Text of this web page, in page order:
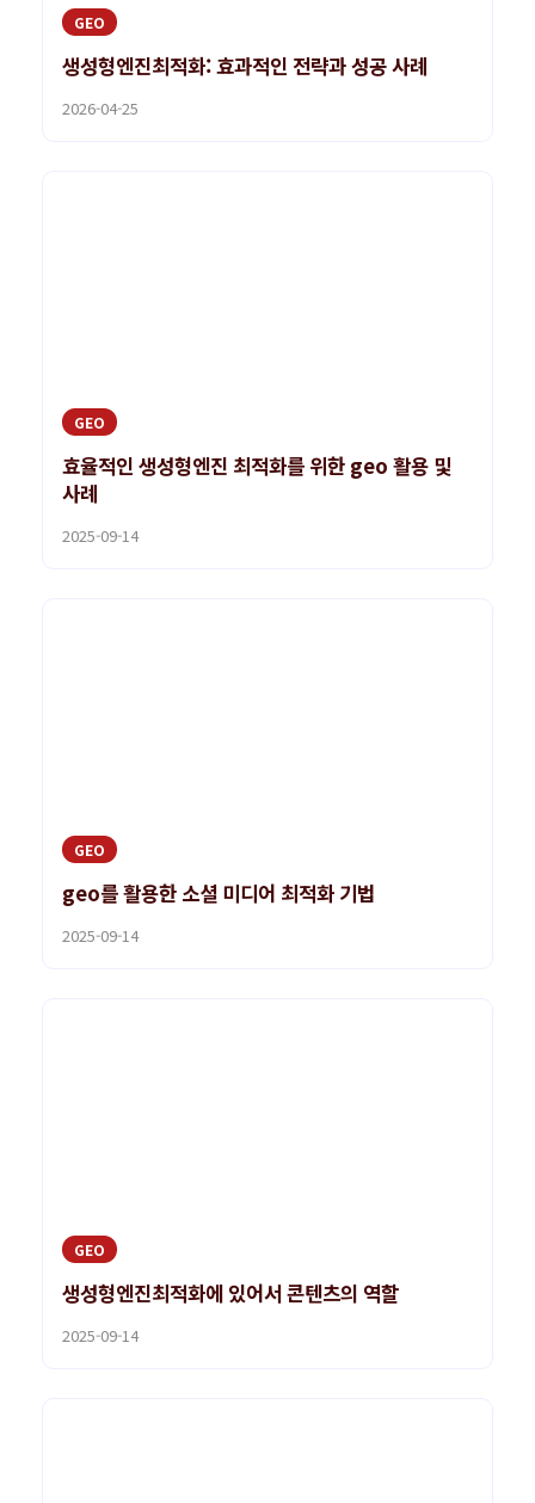
GEO
생성형엔진최적화: 효과적인 전략과 성공 사례
2026-04-25
GEO
효율적인 생성형엔진 최적화를 위한 geo 활용 및
사례
2025-09-14
GEO
geo를 활용한 소셜 미디어 최적화 기법
2025-09-14
GEO
생성형엔진최적화에 있어서 콘텐츠의 역할
2025-09-14